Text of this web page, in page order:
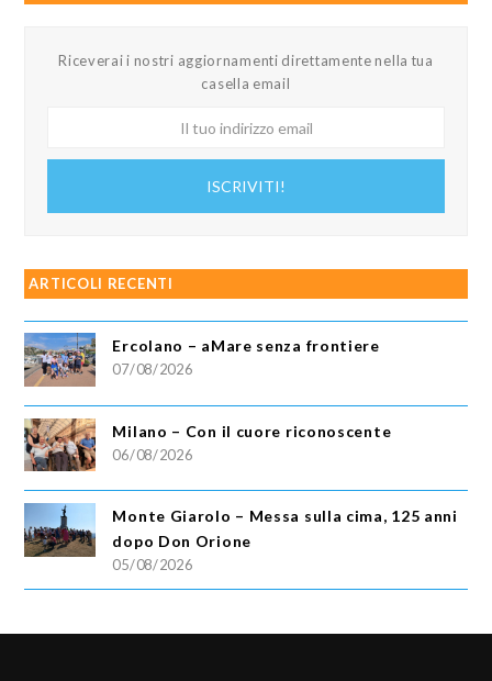
Riceverai i nostri aggiornamenti direttamente nella tua
casella email
ISCRIVITI!
ARTICOLI RECENTI
Ercolano – aMare senza frontiere
07/08/2026
Milano – Con il cuore riconoscente
06/08/2026
Monte Giarolo – Messa sulla cima, 125 anni
dopo Don Orione
05/08/2026